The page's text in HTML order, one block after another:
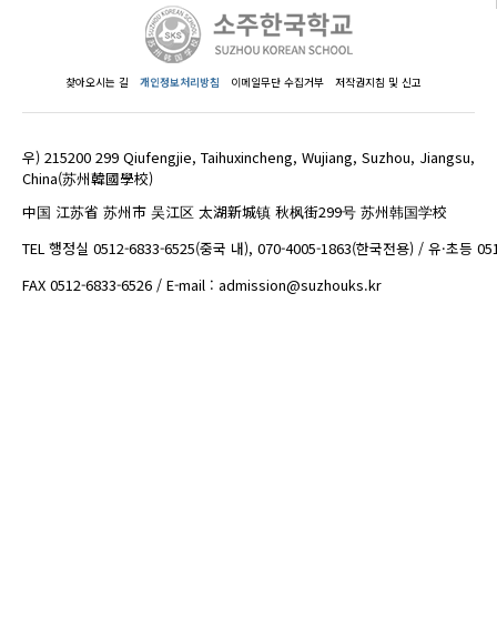
찾아오시는 길 개인정보처리방침 이메일무단 수집거부 저작권지침 및 신고
우) 215200 299 Qiufengjie, Taihuxincheng, Wujiang, Suzhou, Jiangsu,
China(苏州韓國學校)
中国 江苏省 苏州市 吴江区 太湖新城镇 秋枫街299号 苏州韩国学校
TEL 행정실 0512-6833-6525(중국 내), 070-4005-1863(한국전용) / 유·초등
FAX 0512-6833-6526 / E-mail : admission@suzhouks.kr